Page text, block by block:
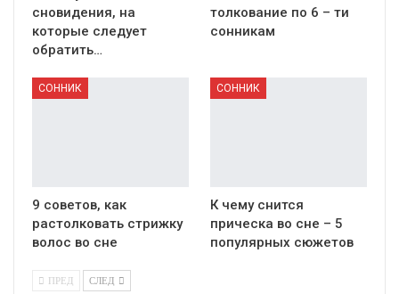
сновидения, на
которые следует
обратить…
толкование по 6 – ти
сонникам
СОННИК
9 советов, как
растолковать стрижку
волос во сне
СОННИК
К чему снится
прическа во сне – 5
популярных сюжетов
ПРЕД СЛЕД